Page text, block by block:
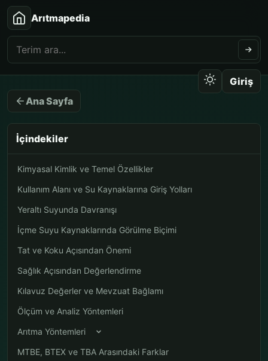
Arıtmapedia
Giriş
Ana Sayfa
İçindekiler
Kimyasal Kimlik ve Temel Özellikler
Kullanım Alanı ve Su Kaynaklarına Giriş Yolları
Yeraltı Suyunda Davranışı
İçme Suyu Kaynaklarında Görülme Biçimi
Tat ve Koku Açısından Önemi
Sağlık Açısından Değerlendirme
Kılavuz Değerler ve Mevzuat Bağlamı
Ölçüm ve Analiz Yöntemleri
Arıtma Yöntemleri
MTBE, BTEX ve TBA Arasındaki Farklar